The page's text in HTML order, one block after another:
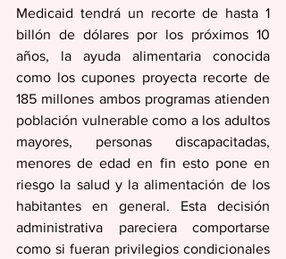
Medicaid tendrá un recorte de hasta 1
billón de dólares por los próximos 10
años, la ayuda alimentaria conocida
como los cupones proyecta recorte de
185 millones ambos programas atienden
población vulnerable como a los adultos
mayores, personas discapacitadas,
menores de edad en fin esto pone en
riesgo la salud y la alimentación de los
habitantes en general. Esta decisión
administrativa pareciera comportarse
como si fueran privilegios condicionales